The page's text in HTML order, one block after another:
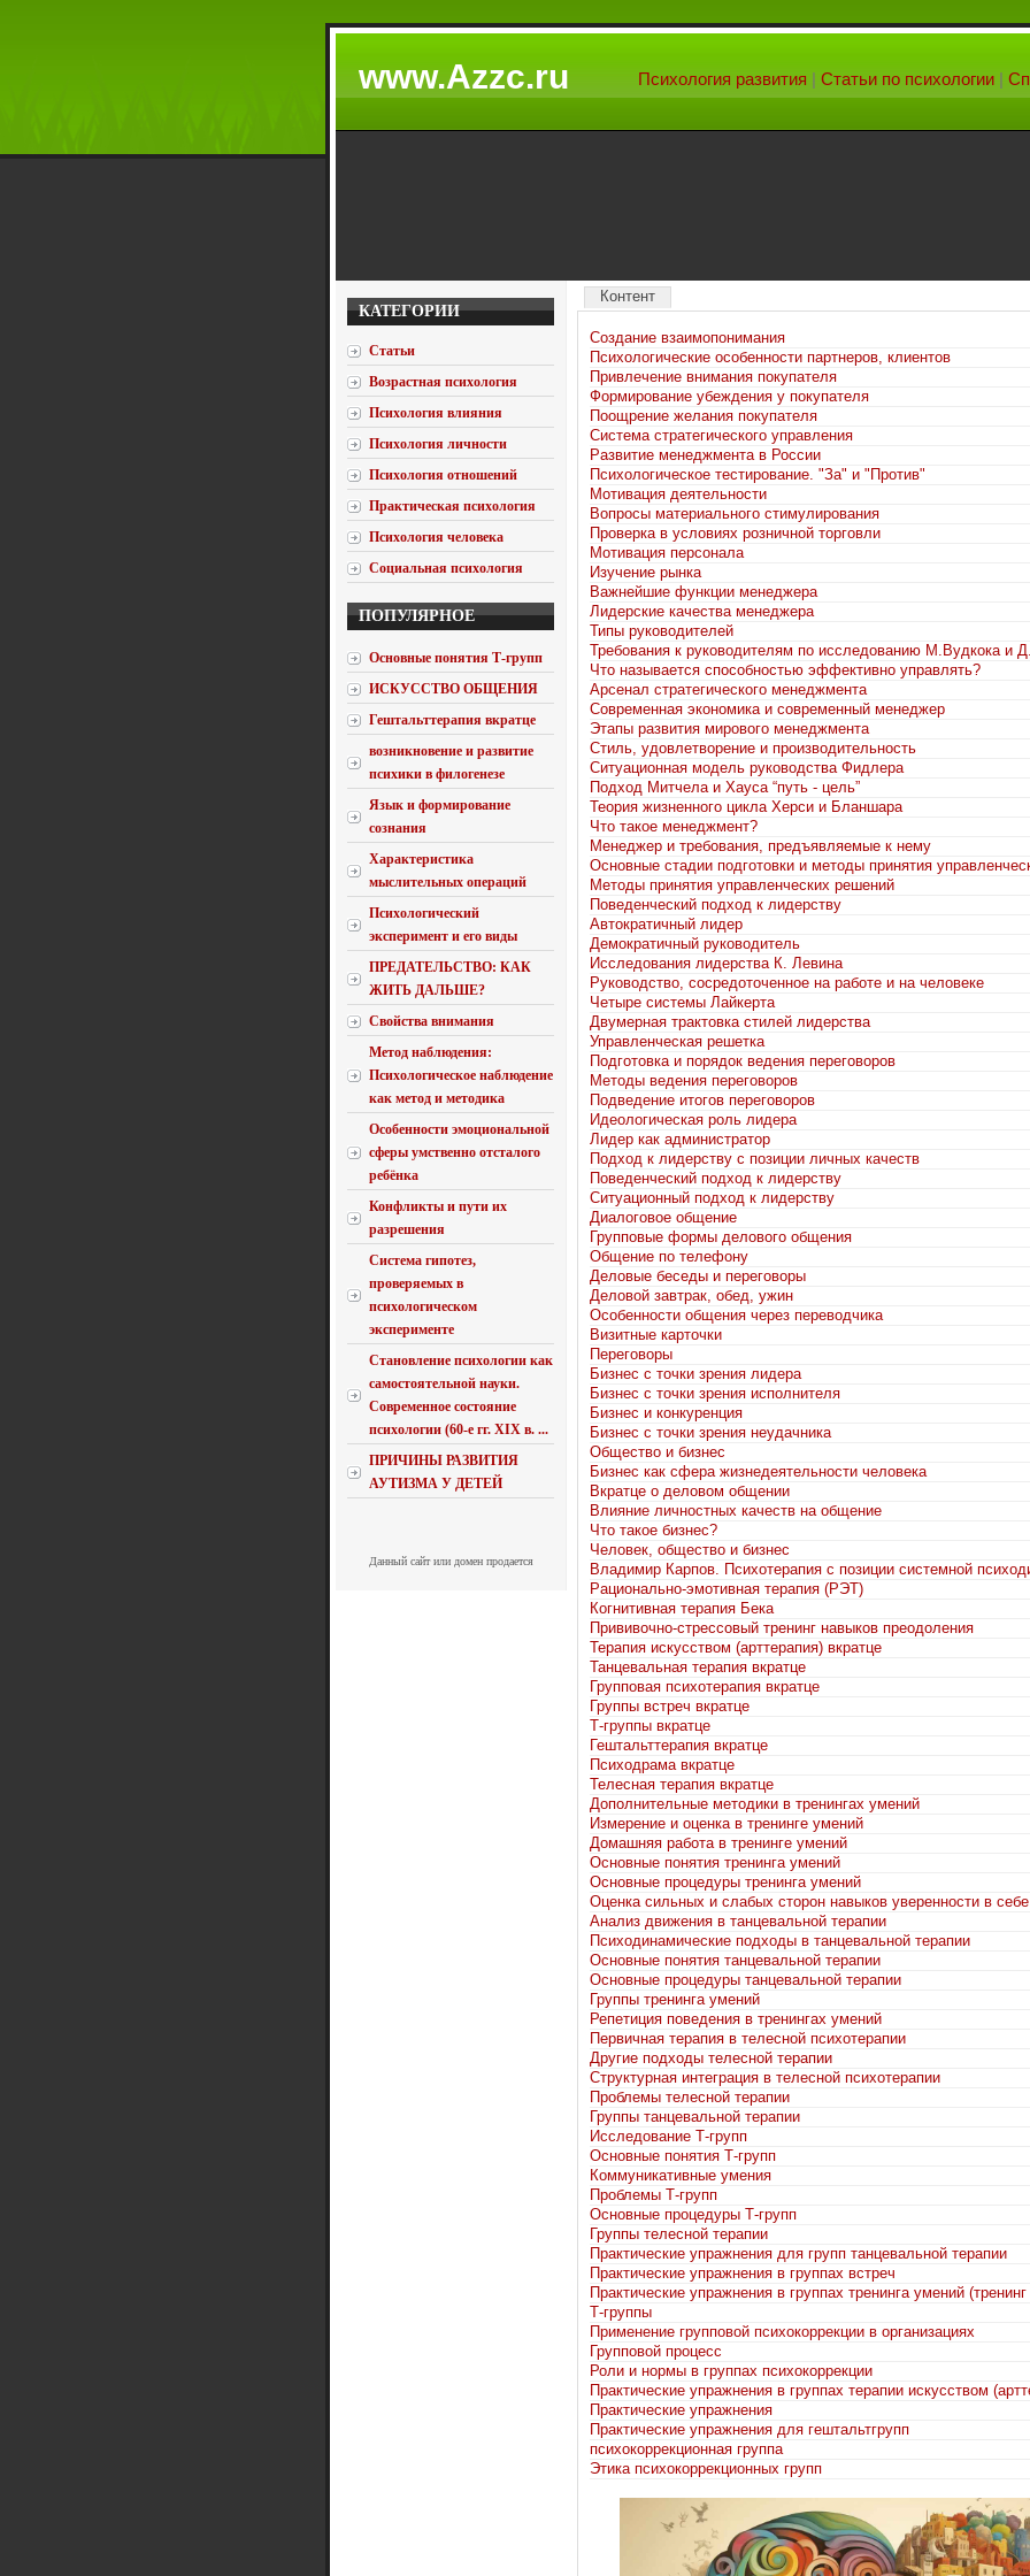
www.Azzc.ru Психология развития | Статьи по психологии |
КАТЕГОРИИ
Статьи
Возрастная психология
Психология влияния
Психология личности
Психология отношений
Практическая психология
Психология человека
Социальная психология
ПОПУЛЯРНОЕ
Основные понятия Т-групп
ИСКУССТВО ОБЩЕНИЯ
Гештальттерапия вкратце
возникновение и развитие
психики в филогенезе
Язык и формирование
сознания
Характеристика
мыслительных операций
Психологический
эксперимент и его виды
ПРЕДАТЕЛЬСТВО: КАК
ЖИТЬ ДАЛЬШЕ?
Свойства внимания
Метод наблюдения:
Психологическое наблюдение
как метод и методика
Особенности эмоциональной
сферы умственно отсталого
ребёнка
Конфликты и пути их
разрешения
Система гипотез,
проверяемых в
психологическом
эксперименте
Становление психологии как
самостоятельной науки.
Современное состояние
психологии (60-е гг. XIX в. ...
ПРИЧИНЫ РАЗВИТИЯ
АУТИЗМА У ДЕТЕЙ
Данный сайт или домен продается
Контент
Создание взаимопонимания
Психологические особенности партнеров, клиентов
Привлечение внимания покупателя
Формирование убеждения у покупателя
Поощрение желания покупателя
Система стратегического управления
Развитие менеджмента в России
Психологическое тестирование. "За" и "Против"
Мотивация деятельности
Вопросы материального стимулирования
Проверка в условиях розничной торговли
Мотивация персонала
Изучение рынка
Важнейшие функции менеджера
Лидерские качества менеджера
Типы руководителей
Требования к руководителям по исследованию М.Вудкока и
Что называется способностью эффективно управлять?
Арсенал стратегического менеджмента
Современная экономика и современный менеджер
Этапы развития мирового менеджмента
Стиль, удовлетворение и производительность
Ситуационная модель руководства Фидлера
Подход Митчела и Хауса “путь - цель”
Теория жизненного цикла Херси и Бланшара
Что такое менеджмент?
Менеджер и требования, предъявляемые к нему
Основные стадии подготовки и методы принятия
Методы принятия управленческих решений
Поведенческий подход к лидерству
Автократичный лидер
Демократичный руководитель
Исследования лидерства К. Левина
Руководство, сосредоточенное на работе и на человеке
Четыре системы Лайкерта
Двумерная трактовка стилей лидерства
Управленческая решетка
Подготовка и порядок ведения переговоров
Методы ведения переговоров
Подведение итогов переговоров
Идеологическая роль лидера
Лидер как администратор
Подход к лидерству с позиции личных качеств
Поведенческий подход к лидерству
Ситуационный подход к лидерству
Диалоговое общение
Групповые формы делового общения
Общение по телефону
Деловые беседы и переговоры
Деловой завтрак, обед, ужин
Особенности общения через переводчика
Визитные карточки
Переговоры
Бизнес с точки зрения лидера
Бизнес с точки зрения исполнителя
Бизнес и конкуренция
Бизнес с точки зрения неудачника
Общество и бизнес
Бизнес как сфера жизнедеятельности человека
Вкратце о деловом общении
Влияние личностных качеств на общение
Что такое бизнес?
Человек, общество и бизнес
Владимир Карпов. Психотерапия с позиции системной
Рационально-эмотивная терапия (РЭТ)
Когнитивная терапия Бека
Прививочно-стрессовый тренинг навыков преодоления
Терапия искусством (арттерапия) вкратце
Танцевальная терапия вкратце
Групповая психотерапия вкратце
Группы встреч вкратце
Т-группы вкратце
Гештальттерапия вкратце
Психодрама вкратце
Телесная терапия вкратце
Дополнительные методики в тренингах умений
Измерение и оценка в тренинге умений
Домашняя работа в тренинге умений
Основные понятия тренинга умений
Основные процедуры тренинга умений
Оценка сильных и слабых сторон навыков уверенности в себе
Анализ движения в танцевальной терапии
Психодинамические подходы в танцевальной терапии
Основные понятия танцевальной терапии
Основные процедуры танцевальной терапии
Группы тренинга умений
Репетиция поведения в тренингах умений
Первичная терапия в телесной психотерапии
Другие подходы телесной терапии
Структурная интеграция в телесной психотерапии
Проблемы телесной терапии
Группы танцевальной терапии
Исследование Т-групп
Основные понятия Т-групп
Коммуникативные умения
Проблемы Т-групп
Основные процедуры Т-групп
Группы телесной терапии
Практические упражнения для групп танцевальной терапии
Практические упражнения в группах встреч
Практические упражнения в группах тренинга умений
Т-группы
Применение групповой психокоррекции в организациях
Групповой процесс
Роли и нормы в группах психокоррекции
Практические упражнения в группах терапии искусством
Практические упражнения
Практические упражнения для гештальтгрупп
психокоррекционная группа
Этика психокоррекционных групп